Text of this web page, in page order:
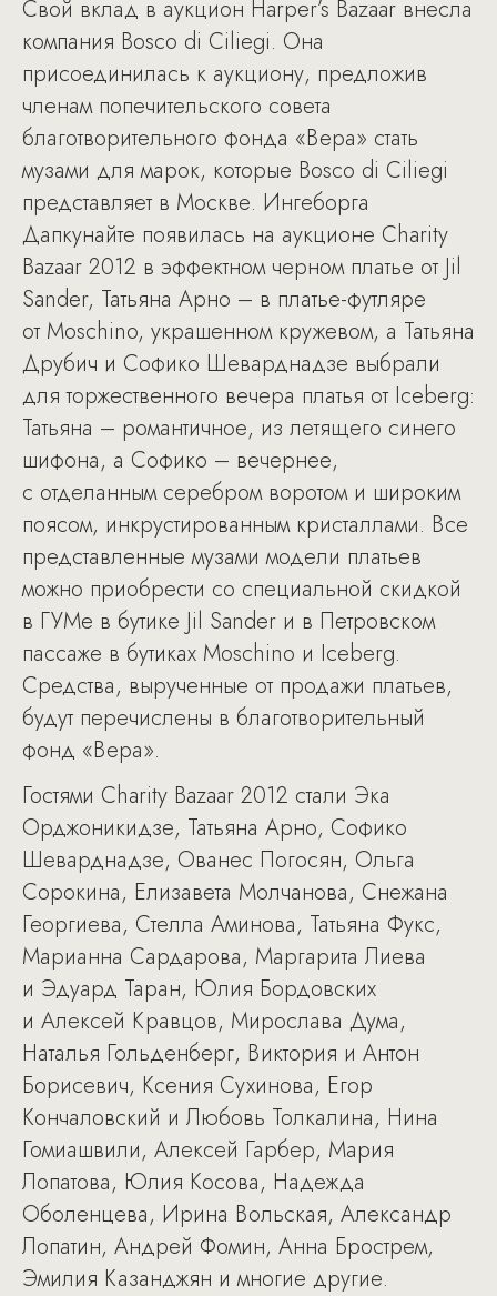
Свой вклад в аукцион Harper’s Bazaar внесла
компания Bosco di Ciliegi. Она
присоединилась к аукциону, предложив
членам попечительского совета
благотворительного фонда «Вера» стать
музами для марок, которые Bosco di Ciliegi
представляет в Москве. Ингеборга
Дапкунайте появилась на аукционе Charity
Bazaar 2012 в эффектном черном платье от Jil
Sander, Татьяна Арно – в платье-футляре
от Moschino, украшенном кружевом, а Татьяна
Друбич и Софико Шеварднадзе выбрали
для торжественного вечера платья от Iceberg:
Татьяна – романтичное, из летящего синего
шифона, а Софико – вечернее,
с отделанным серебром воротом и широким
поясом, инкрустированным кристаллами. Все
представленные музами модели платьев
можно приобрести со специальной скидкой
в ГУМе в бутике Jil Sander и в Петровском
пассаже в бутиках Moschino и Iceberg.
Средства, вырученные от продажи платьев,
будут перечислены в благотворительный
фонд «Вера».
Гостями Charity Bazaar 2012 стали Эка
Орджоникидзе, Татьяна Арно, Софико
Шеварднадзе, Ованес Погосян, Ольга
Сорокина, Елизавета Молчанова, Снежана
Георгиева, Стелла Аминова, Татьяна Фукс,
Марианна Сардарова, Маргарита Лиева
и Эдуард Таран, Юлия Бордовских
и Алексей Кравцов, Мирослава Дума,
Наталья Гольденберг, Виктория и Антон
Борисевич, Ксения Сухинова, Егор
Кончаловский и Любовь Толкалина, Нина
Гомиашвили, Алексей Гарбер, Мария
Лопатова, Юлия Косова, Надежда
Оболенцева, Ирина Вольская, Александр
Лопатин, Андрей Фомин, Анна Брострем,
Эмилия Казанджян и многие другие.